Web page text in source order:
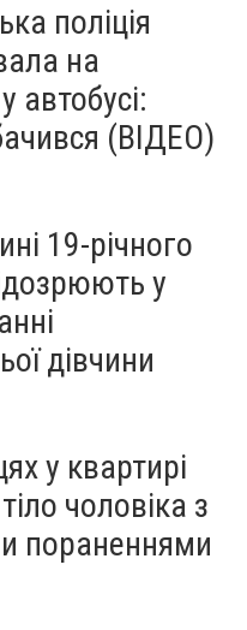
дерево і
собаки: як
доба для
Буковини
поліція
на
автобусі:
(ВІДЕО)
19-річного
у
дівчини
у квартирі
чоловіка з
пораненнями